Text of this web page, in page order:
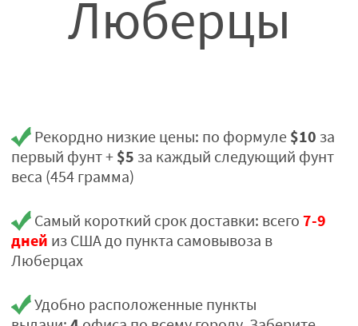
Люберцы
Рекордно низкие цены: по формуле $10 за
первый фунт + $5 за каждый следующий фунт
веса (454 грамма)
Самый короткий срок доставки: всего 7-9
дней из США до пункта самовывоза в
Люберцах
Удобно расположенные пункты